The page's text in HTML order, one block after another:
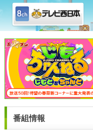
番組情報